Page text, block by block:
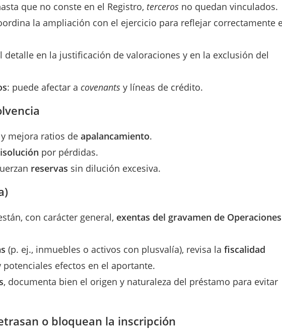
que no conste en el Registro, terceros no quedan vinculados.
la ampliación con el ejercicio para reflejar correctamente
detalle en la justificación de valoraciones y en la exclusión del
: puede afectar a covenants y líneas de crédito.
y mejora ratios de apalancamiento.
por pérdidas.
reservas sin dilución excesiva.
con carácter general, exentas del gravamen de Operaciones
(p. ej., inmuebles o activos con plusvalía), revisa la fiscalidad
potenciales efectos en el aportante.
, documenta bien el origen y naturaleza del préstamo para evitar
o bloquean la inscripción